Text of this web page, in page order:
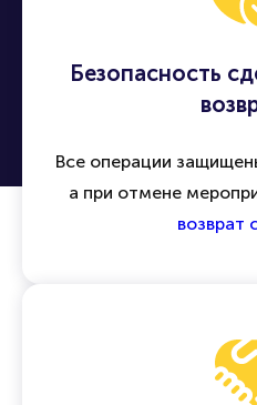
Безопасность
Все операции
а при отмене
возврат